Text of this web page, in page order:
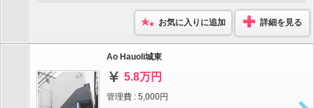
お気に入りに追加 詳細を見る
Ao Hauoli城東
5.8万円
管理費 : 5,000円